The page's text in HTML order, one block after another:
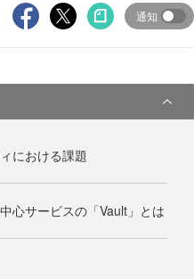
通知
における課題
心サービスの「Vault」とは